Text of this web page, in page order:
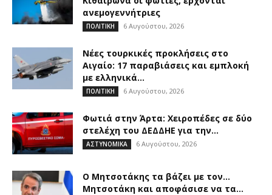
ανεμογεννήτριες
ΠΟΛΙΤΙΚΗ 6 Αυγούστου, 2026
Νέες τουρκικές προκλήσεις στο
Αιγαίο: 17 παραβιάσεις και εμπλοκή
με ελληνικά...
ΠΟΛΙΤΙΚΗ 6 Αυγούστου, 2026
Φωτιά στην Άρτα: Χειροπέδες σε δύο
στελέχη του ΔΕΔΔΗΕ για την...
ΑΣΤΥΝΟΜΙΚΑ 6 Αυγούστου, 2026
Ο Μητσοτάκης τα βάζει με τον…
Μητσοτάκη και αποφάσισε να τα...